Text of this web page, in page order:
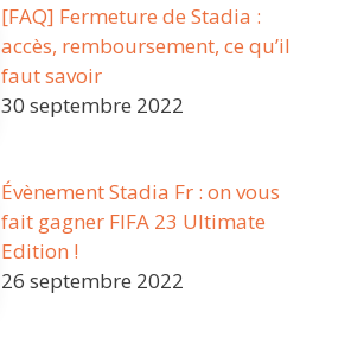
[FAQ] Fermeture de Stadia :
accès, remboursement, ce qu’il
faut savoir
30 septembre 2022
Évènement Stadia Fr : on vous
fait gagner FIFA 23 Ultimate
Edition !
26 septembre 2022